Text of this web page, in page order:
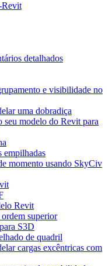
detalhados
e visibilidade no
uma dobradiça
seu modelo do Revit para
empilhadas
momento usando SkyCiv
Revit
superior
S3D
de quadril
cargas excêntricas com